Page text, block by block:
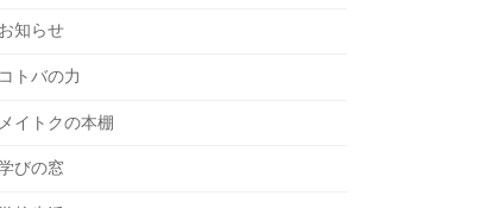
お知らせ
コトバの力
メイトクの本棚
びの窓